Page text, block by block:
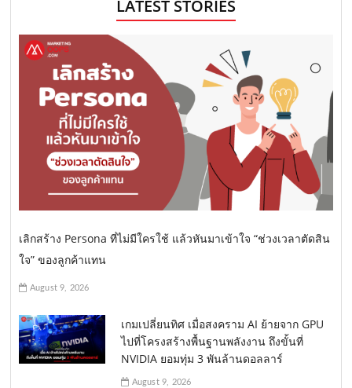
n
LATEST STORIES
เลิกสร้าง Persona ที่ไม่มีใครใช้ แล้วหันมาเข้าใจ “ช่วงเวลาตัดสิน
ใจ” ของลูกค้าแทน
August 9, 2026
เกมเปลี่ยนทิศ เมื่อสงคราม AI ย้ายจาก GPU
ไปที่โครงสร้างพื้นฐานพลังงาน ถึงขั้นที่
NVIDIA ยอมทุ่ม 3 พันล้านดอลลาร์
August 9, 2026